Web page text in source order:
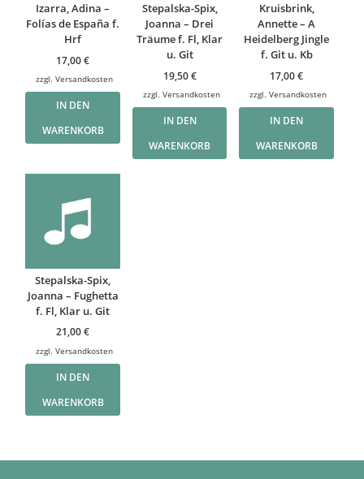
Izarra, Adina –
Folías de España f.
Hrf
17,00€
zzgl.Versandkosten
IN DEN
WARENKORB
Stepalska-Spix,
Joanna – Drei
Träume f. Fl, Klar
u. Git
19,50€
zzgl. Versandkosten
IN DEN
WARENKORB
Kruisbrink,
Annette – A
Heidelberg Jingle
f. Git u. Kb
17,00€
zzgl.Versandkosten
IN DEN
WARENKORB
Stepalska-Spix,
Joanna – Fughetta
f. Fl, Klar u. Git
21,00€
zzgl.Versandkosten
IN DEN
WARENKORB